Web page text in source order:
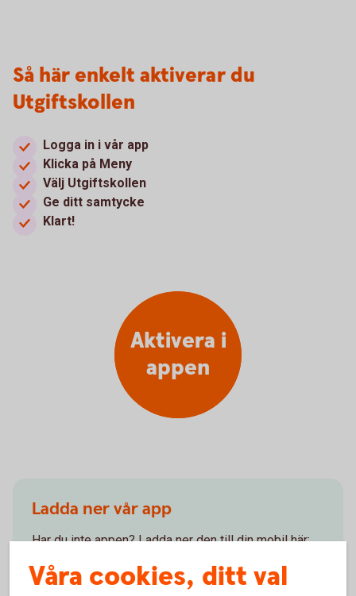
Så här enkelt aktiverar du
Utgiftskollen
Logga in i vår app
Klicka på Meny
Välj Utgiftskollen
Ge ditt samtycke
Klart!
Aktivera i
appen
Ladda ner vår app
Har du inte appen? Ladda ner den till din mobil här:
Ladda ner vår app från Google Play
Våra cookies, ditt val